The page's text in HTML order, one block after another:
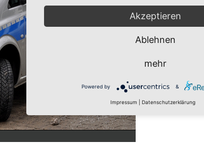
Akzeptieren
Ablehnen
mehr
Powered by &
Impressum Datenschutzerklärung